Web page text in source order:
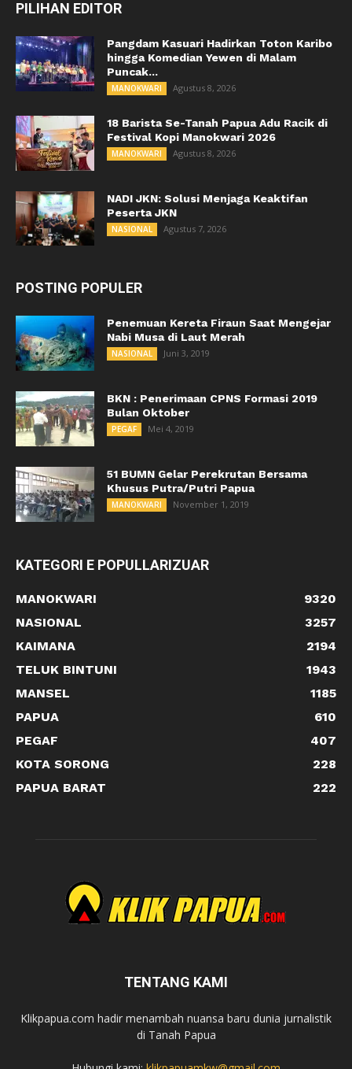
PILIHAN EDITOR
Pangdam Kasuari Hadirkan Toton Karibo
hingga Komedian Yewen di Malam
Puncak...
MANOKWARI Agustus 8, 2026
18 Barista Se-Tanah Papua Adu Racik di
Festival Kopi Manokwari 2026
MANOKWARI Agustus 8, 2026
NADI JKN: Solusi Menjaga Keaktifan
Peserta JKN
NASIONAL Agustus 7, 2026
POSTING POPULER
Penemuan Kereta Firaun Saat Mengejar
Nabi Musa di Laut Merah
NASIONAL Juni 3, 2019
BKN : Penerimaan CPNS Formasi 2019
Bulan Oktober
PEGAF Mei 4, 2019
51 BUMN Gelar Perekrutan Bersama
Khusus Putra/Putri Papua
MANOKWARI November 1, 2019
KATEGORI E POPULLARIZUAR
MANOKWARI
9320
NASIONAL
3257
KAIMANA
2194
TELUK BINTUNI
1943
MANSEL
1185
PAPUA
610
PEGAF
407
KOTA SORONG
228
PAPUA BARAT
222
TENTANG KAMI
Klikpapua.com hadir menambah nuansa baru dunia jurnalistik
di Tanah Papua